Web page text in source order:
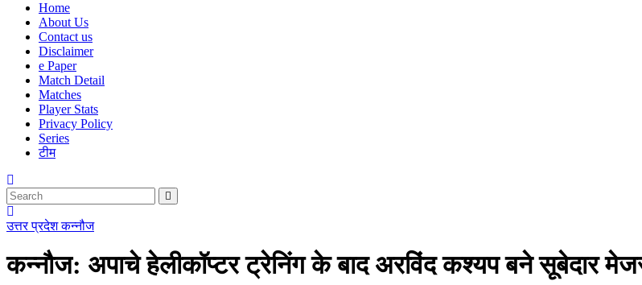
Home
About Us
Contact us
Disclaimer
e Paper
Match Detail
Matches
Player Stats
Privacy Policy
Series
टीम
उत्तर प्रदेशकन्नौज
कन्नौज: अपाचे हेलीकॉप्टर ट्रेनिंग के बाद अरविंद कश्यप बने सूबेदार